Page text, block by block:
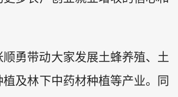
顺勇带动大家发展土蜂养殖、土
及林下中药材种植等产业。同